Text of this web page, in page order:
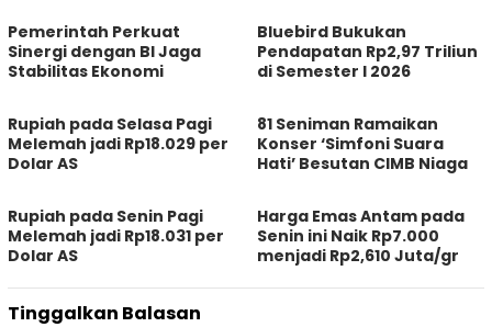
Pemerintah Perkuat
Sinergi dengan BI Jaga
Stabilitas Ekonomi
Bluebird Bukukan
Pendapatan Rp2,97 Triliun
di Semester I 2026
Rupiah pada Selasa Pagi
Melemah jadi Rp18.029 per
Dolar AS
81 Seniman Ramaikan
Konser ‘Simfoni Suara
Hati’ Besutan CIMB Niaga
Rupiah pada Senin Pagi
Melemah jadi Rp18.031 per
Dolar AS
Harga Emas Antam pada
Senin ini Naik Rp7.000
menjadi Rp2,610 Juta/gr
Tinggalkan Balasan